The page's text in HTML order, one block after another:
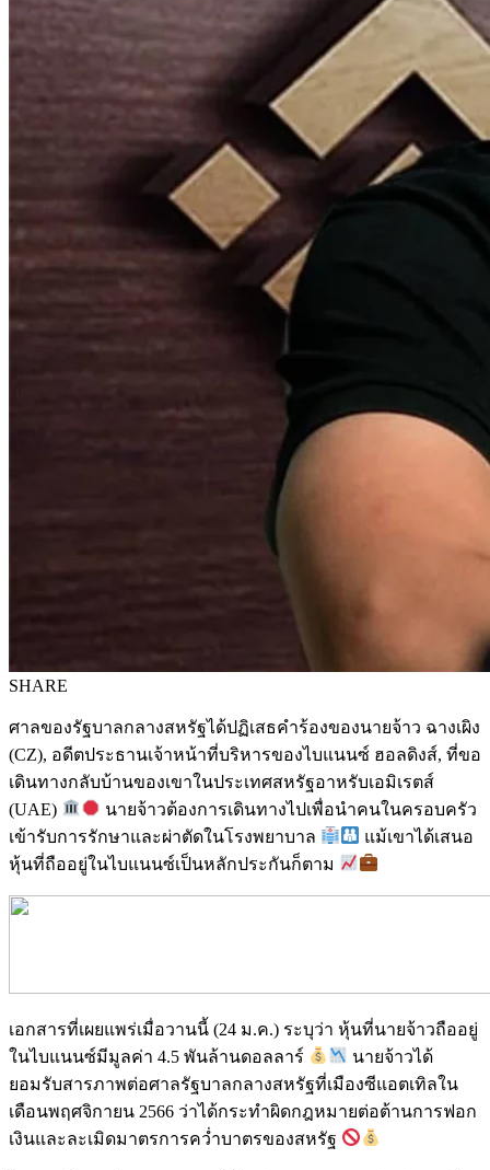
SHARE
ศาลของรัฐบาลกลางสหรัฐได้ปฏิเสธคำร้องของนายจ้าว ฉางเผิง
(CZ), อดีตประธานเจ้าหน้าที่บริหารของไบแนนซ์ ฮอลดิงส์, ที่ขอ
เดินทางกลับบ้านของเขาในประเทศสหรัฐอาหรับเอมิเรตส์
(UAE)
นายจ้าวต้องการเดินทางไปเพื่อนำคนในครอบครัว
เข้ารับการรักษาและผ่าตัดในโรงพยาบาล
แม้เขาได้เสนอ
หุ้นที่ถืออยู่ในไบแนนซ์เป็นหลักประกันก็ตาม
เอกสารที่เผยแพร่เมื่อวานนี้ (24 ม.ค.) ระบุว่า หุ้นที่นายจ้าวถืออยู่
ในไบแนนซ์มีมูลค่า 4.5 พันล้านดอลลาร์
นายจ้าวได้
ยอมรับสารภาพต่อศาลรัฐบาลกลางสหรัฐที่เมืองซีแอตเทิลใน
เดือนพฤศจิกายน 2566 ว่าได้กระทำผิดกฎหมายต่อต้านการฟอก
เงินและละเมิดมาตรการคว่ำบาตรของสหรัฐ